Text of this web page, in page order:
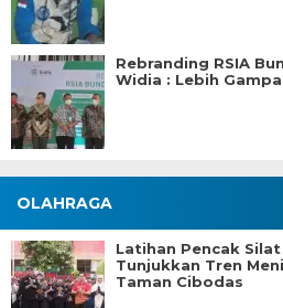
Rebranding RSIA
Widia : Lebih
OLAHRAGA
Latihan Pencak Silat
Tunjukkan Tren
Taman Cibodas